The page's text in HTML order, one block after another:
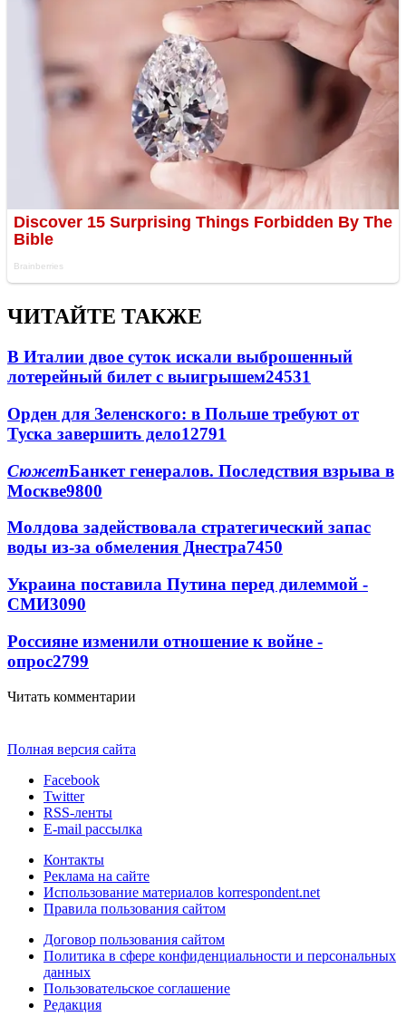
ЧИТАЙТЕ ТАКЖЕ
В Италии двое суток искали выброшенный
лотерейный билет с выигрышем24531
Орден для Зеленского: в Польше требуют от
Туска завершить дело12791
СюжетБанкет генералов. Последствия взрыва в
Москве9800
Молдова задействовала стратегический запас
воды из-за обмеления Днестра7450
Украина поставила Путина перед дилеммой -
СМИ3090
Россияне изменили отношение к войне -
опрос2799
Читать комментарии
Полная версия сайта
Facebook
Twitter
RSS-ленты
E-mail рассылка
Контакты
Реклама на сайте
Использование материалов korrespondent.net
Правила пользования сайтом
Договор пользования сайтом
Политика в сфере конфиденциальности и персональных
данных
Пользовательское соглашение
Редакция